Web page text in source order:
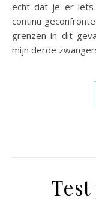
echt dat je er iets
continu
grenzen in dit
mijn derde